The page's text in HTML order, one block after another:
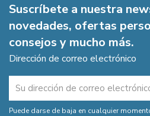
Suscríbete a nuestra
novedades, ofertas
consejos y mucho más.
Dirección de correo electrónico
Puede darse de baja en cualquier